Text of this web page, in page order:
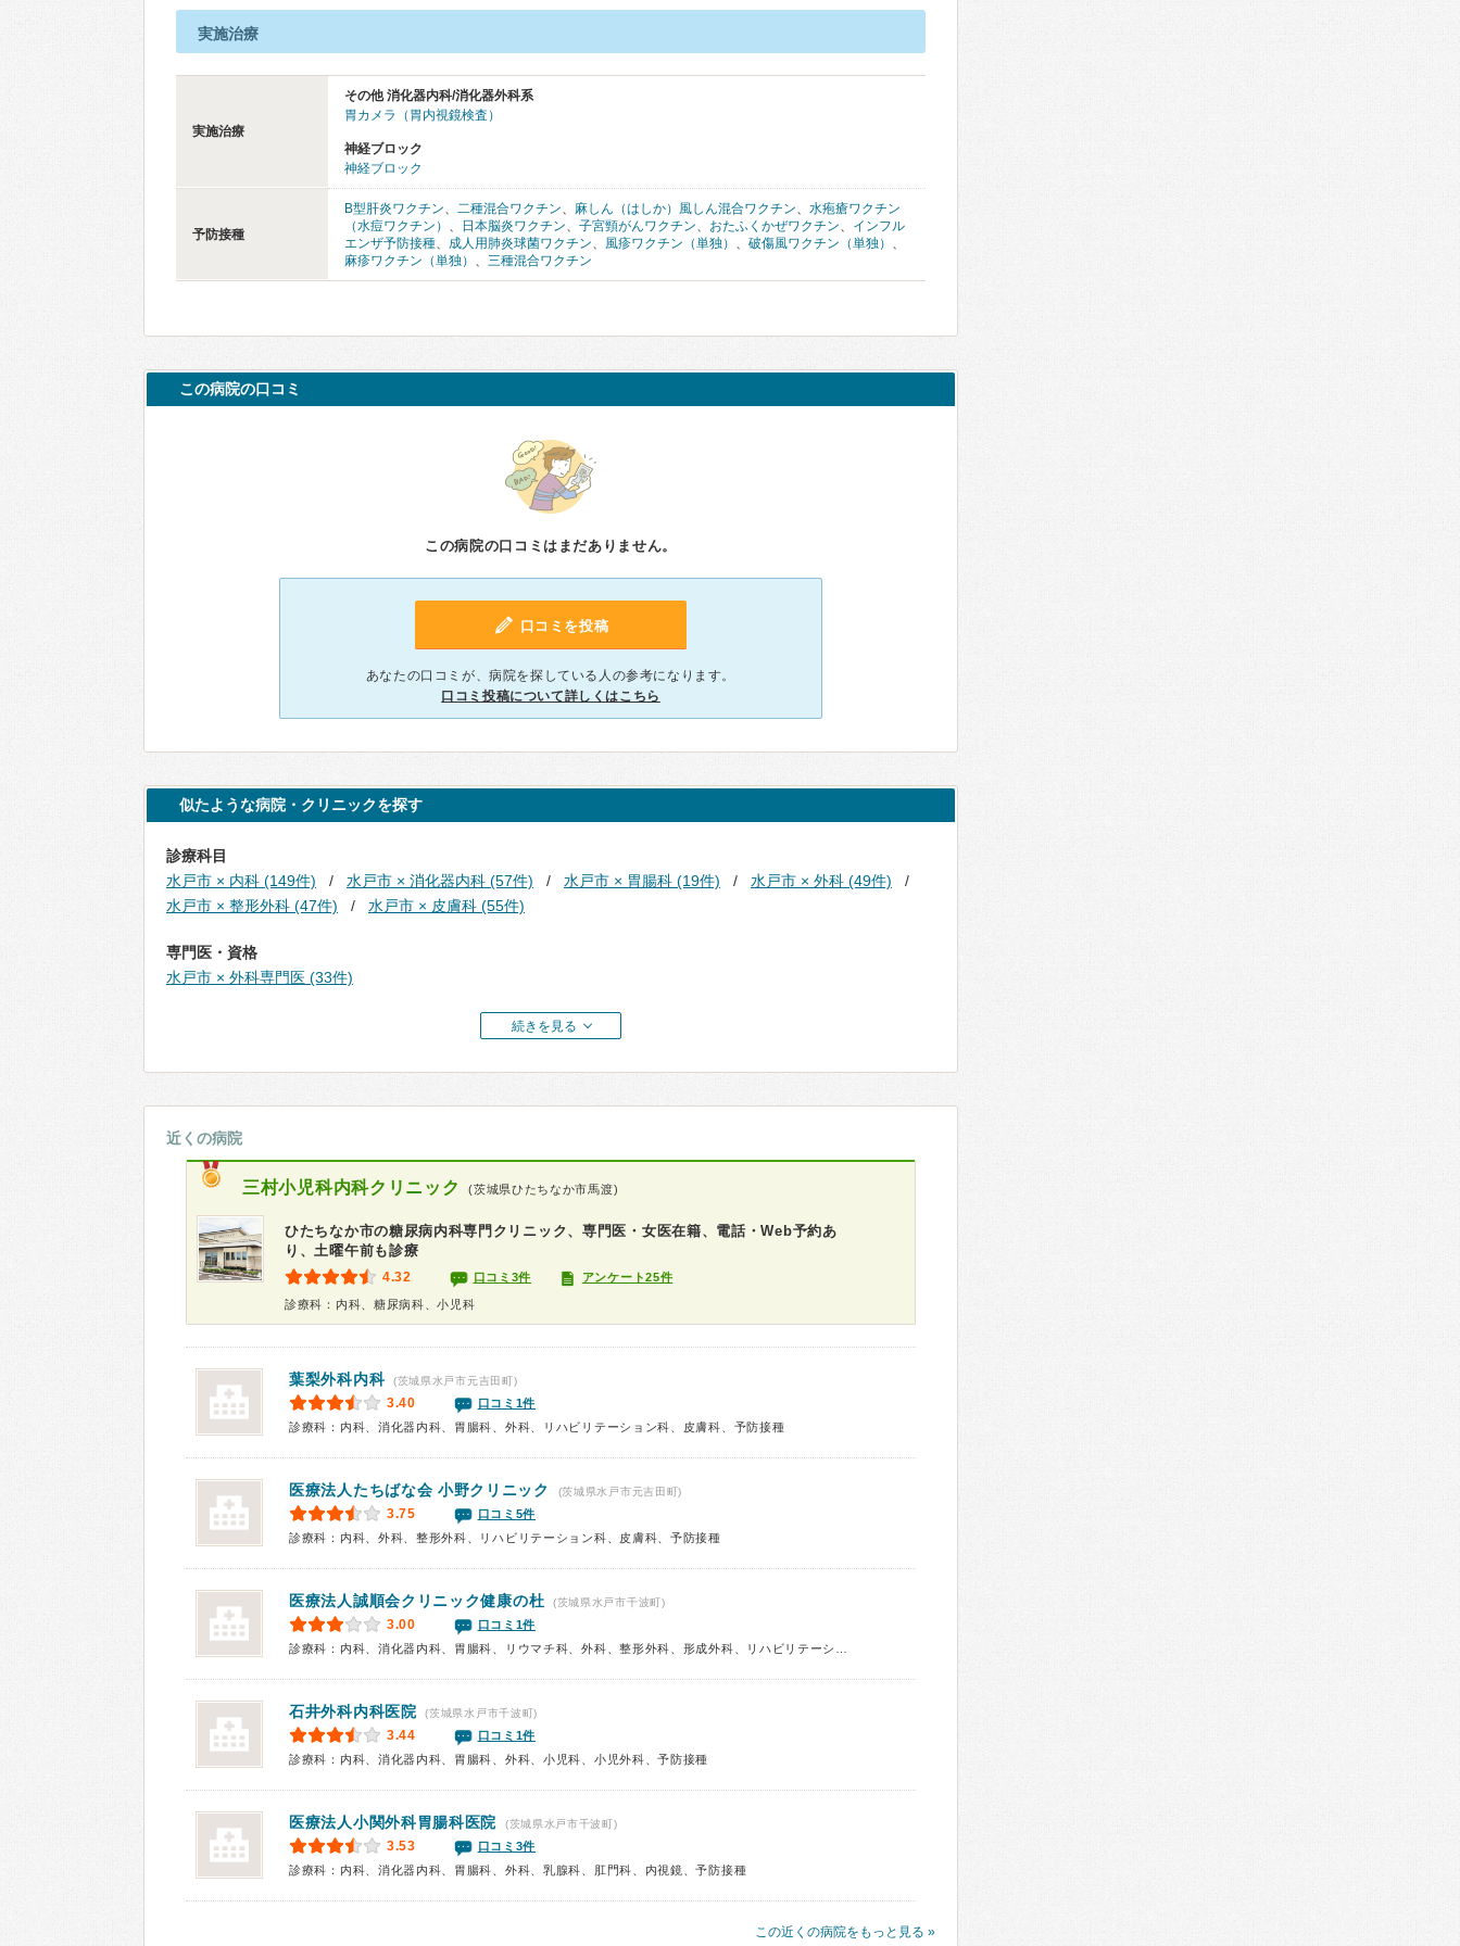
実施治療
実施治療
その他 消化器内科/消化器外科系
胃カメラ（胃内視鏡検査）
神経ブロック
神経ブロック
予防接種
B型肝炎ワクチン、 二種混合ワクチン、 麻しん（はしか）風しん混合ワクチン、 水疱瘡ワクチン
（水痘ワクチン） 、 日本脳炎ワクチン、 子宮頸がんワクチン、 おたふくかぜワクチン、 インフル
エンザ予防接種、 成人用肺炎球菌ワクチン、 風疹ワクチン（単独） 、 破傷風ワクチン（単独） 、
麻疹ワクチン（単独） 、 三種混合ワクチン
この病院の口コミ
この病院の口コミはまだありません。
口コミを投稿
あなたの口コミが、病院を探している人の参考になります。
口コミ投稿について詳しくはこちら
似たような病院・クリニックを探す
診療科目
水戸市 × 内科 (149件)
水戸市 × 消化器内科 (57件) 水戸市 × 胃腸科 (19件)
水戸市 × 外科 (49件)
水戸市 × 整形外科 (47件)
水戸市 × 皮膚科 (55件)
専門医・資格
水戸市 × 外科専門医 (33件)
続きを見る
近くの病院
三村小児科内科クリニック (茨城県ひたちなか市馬渡)
ひたちなか市の糖尿病内科専門クリニック、専門医・女医在籍、電話・Web予約あ
り、土曜午前も診療
4.32 口コミ3件 アンケート25件
診療科：内科、糖尿病科、小児科
葉梨外科内科 (茨城県水戸市元吉田町)
3.40
口コミ1件
診療科：内科、消化器内科、胃腸科、外科、リハビリテーション科、皮膚科、予防接種
医療法人たちばな会 小野クリニック (茨城県水戸市元吉田町)
3.75
口コミ5件
診療科：内科、外科、整形外科、リハビリテーション科、皮膚科、予防接種
医療法人誠順会クリニック健康の杜 (茨城県水戸市千波町)
3.00
口コミ1件
石井外科内科医院 (茨城県水戸市千波町)
3.44
口コミ1件
診療科：内科、消化器内科、胃腸科、外科、小児科、小児外科、予防接種
医療法人小関外科胃腸科医院 (茨城県水戸市千波町)
3.53
口コミ3件
診療科：内科、消化器内科、胃腸科、外科、乳腺科、肛門科、内視鏡、予防接種
この近くの病院をもっと見る »